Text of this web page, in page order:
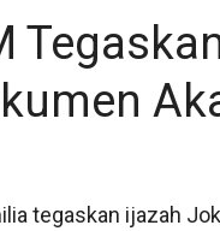
tegaskan ijazah